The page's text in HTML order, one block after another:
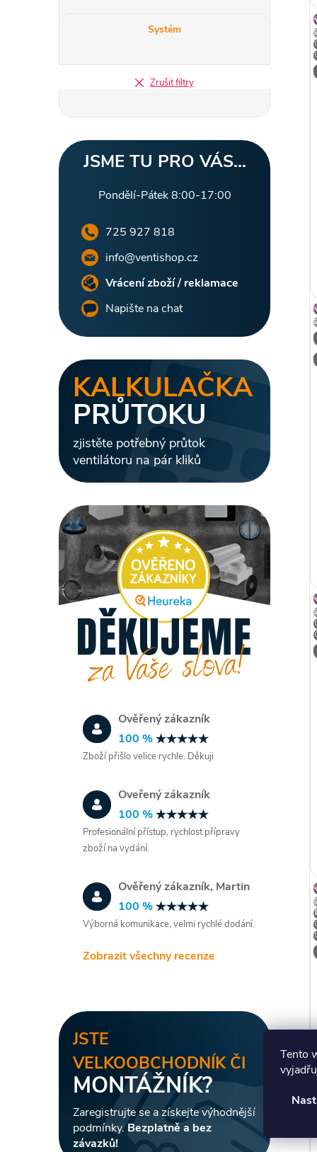
Tento
n
e
Systém
Zrušit filtry
JSME TU PRO VÁS...
Pondělí-Pátek 8:00-17:00
725 927 818
info@ventishop.cz
Vrácení zboží / reklamace
Napište na chat
KALKULAČKA
PRŮTOKU
zjistěte potřebný průtok
ventilátoru na pár kliků
Ověřený zákazník
100 %
Zboží přišlo velice rychle. Děkuji
Oveřený zákazník
100 %
Profesionální přístup, rychlost přípravy
zboží na vydání.
Ověřený zákazník, Martin
100 %
Výborná komunikace, velmi rychlé dodání.
Zobrazit všechny recenze
JSTE
VELKOOBCHODNÍK ČI
MONTÁŽNÍK?
Zaregistrujte se a získejte výhodnější
podmínky.Bezplatně a bez
závazků!